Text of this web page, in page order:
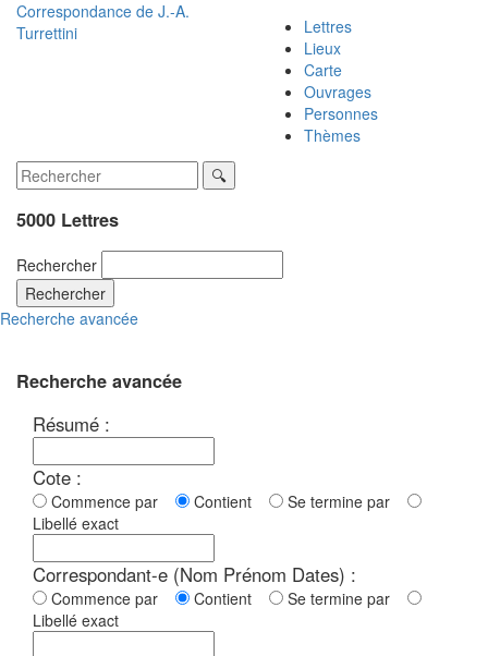
Correspondance de J.-A.
Turrettini
Lettres
Lieux
Carte
Ouvrages
Personnes
Thèmes
5000 Lettres
Rechercher
Rechercher
Recherche avancée
Recherche avancée
Résumé :
Cote :
Commence par Contient
Se termine par
Libellé exact
Correspondant-e (Nom Prénom Dates) :
Commence par Contient
Se termine par
Libellé exact